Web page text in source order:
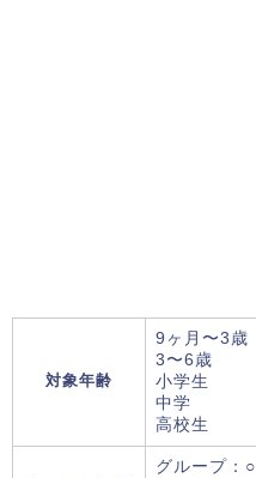
対象年齢
9ヶ月〜3歳
3〜6歳
小学生
中学
高校生
グループ：○